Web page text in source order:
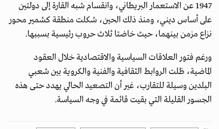
1947 عن الاستعمار البريطاني، وانقسام شبه القارة إلى دولتين
على أساس ديني، ومنذ ذلك الحين، شكلت منطقة كشمير محور
نزاع مزمن بينهما، حيث خاضتا ثلاث حروب رئيسية بسببها.
ورغم فتور العلاقات السياسية والاقتصادية خلال العقود
الماضية، ظلت الروابط الثقافية والفنية والكروية بين شعبي
البلدين وسيلة للتقارب، غير أن التصعيد الحالي يهدد حتى هذه
الجسور القليلة التي بقيت قائمة في وجه السياسة.